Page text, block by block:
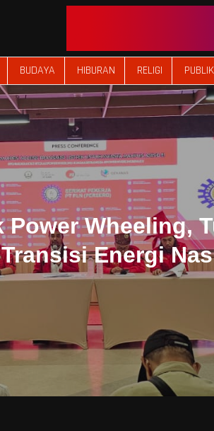
BUDAYA HIBURAN RELIGI
Power Wheeling,
Energi